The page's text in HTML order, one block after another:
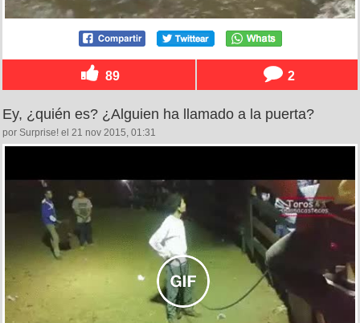
89 2
Ey, ¿quién es? ¿Alguien ha llamado a la puerta?
por Surprise! el 21 nov 2015, 01:31